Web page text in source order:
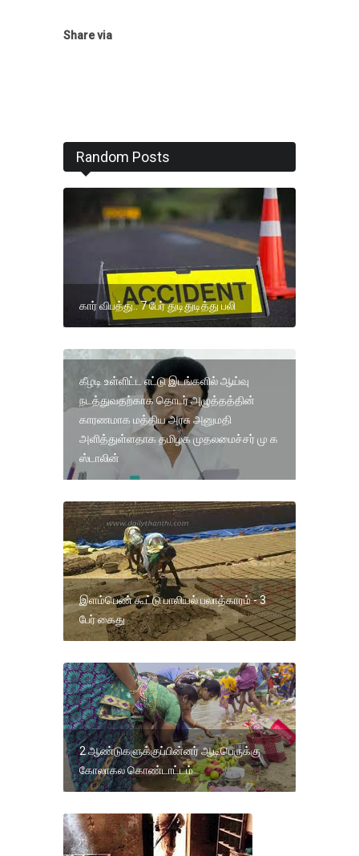
Share via
Random Posts
கார் விபத்து.. 7 பேர் துடிதுடித்து பலி
கீழடி உள்ளிட்ட எட்டு இடங்களில் ஆய்வு
நடத்துவதற்காக தொடர் அழுத்தத்தின்
காரணமாக மத்திய அரசு அனுமதி
அளித்துள்ளதாக தமிழக முதலமைச்சர் மு க
ஸ்டாலின்
இளம்பெண் கூட்டு பாலியல் பலாத்காரம் - 3
பேர் கைது
2 ஆண்டுகளுக்குப்பின்னர் ஆடிபெருக்கு
கோலாகல கொண்டாட்டம்